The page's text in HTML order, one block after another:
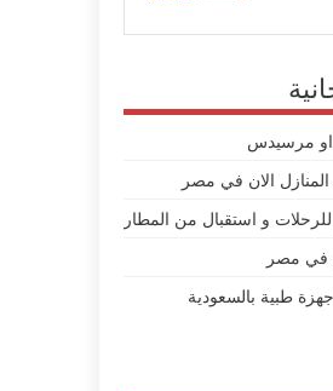
او مرسيدس
الان في مصر
و استقبال من المطار
في مصر
طبية بالسعودية